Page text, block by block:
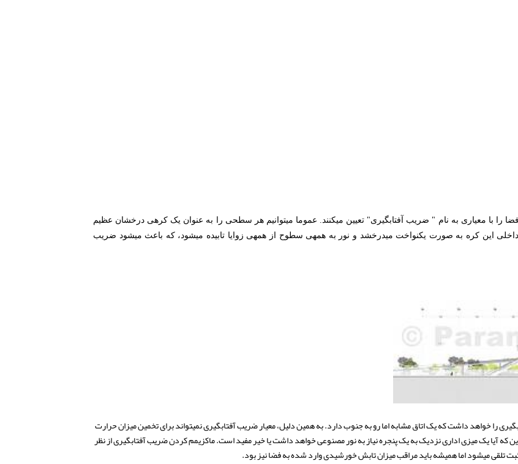
در حالت کلی، قواعد ساختمانی میزان نور طبیعی موجود در فضا را با معیاری به نام " ضریب آفتابگیری" تعیین می‎کنند. عموما می‎توانیم هر سطحی را به عنوان یک کره‎ی درخشان عظیم
تصور کنیم و از این طریق ضریب آفتابگیری را بیابیم. سطح داخلی این کره به صورت یکنواخت می‎درخشد و نور به همه‎ی سطوح از همه‎ی زوایا تابیده می‎شود، که باعث می‎شود ضریب
کف اتاقی شمالی که یک پنجره‎ی کوچک دارد دقیقا همان ضریب آفتابگیری را خواهد داشت که یک اتاق مشابه اما رو به جنوب دارد. به همین دلیل، معیار ضریب آفتابگیری نمی‎تواند برای تخمین میزان حرارت
که آیا یک میزی اداری نزدیک به یک پنجره نیاز به نور مصنوعی خواهد داشت یا خیر مفید است. ماکزیمم کردن ضریب آفتابگیری از نظر